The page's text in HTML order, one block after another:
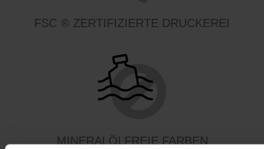
FSC ® ZERTIFIZIERTE DRUCKEREI
MINERALÖLFREIE FARBEN